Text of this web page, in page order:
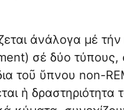
ἀνάλογα μέ
σέ δύο τύπους,
τοῦ ὕπνου non-
ἡ δραστηριότητα